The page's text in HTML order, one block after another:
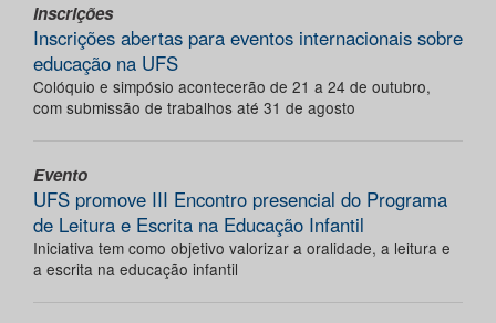
Inscrições
Inscrições abertas para eventos internacionais sobre
educação na UFS
Colóquio e simpósio acontecerão de 21 a 24 de outubro,
com submissão de trabalhos até 31 de agosto
Evento
UFS promove III Encontro presencial do Programa
de Leitura e Escrita na Educação Infantil
Iniciativa tem como objetivo valorizar a oralidade, a leitura e
a escrita na educação infantil